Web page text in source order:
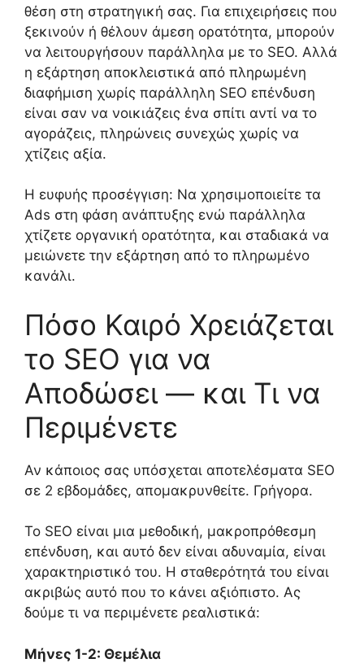
θέση στη στρατηγική σας. Για επιχειρήσεις που
ξεκινούν ή θέλουν άμεση ορατότητα, μπορούν
να λειτουργήσουν παράλληλα με το SEO. Αλλά
η εξάρτηση αποκλειστικά από πληρωμένη
διαφήμιση χωρίς παράλληλη SEO επένδυση
είναι σαν να νοικιάζεις ένα σπίτι αντί να το
αγοράζεις, πληρώνεις συνεχώς χωρίς να
χτίζεις αξία.
Η ευφυής προσέγγιση: Να χρησιμοποιείτε τα
Ads στη φάση ανάπτυξης ενώ παράλληλα
χτίζετε οργανική ορατότητα, και σταδιακά να
μειώνετε την εξάρτηση από το πληρωμένο
κανάλι.
Πόσο Καιρό Χρειάζεται
το SEO για να
Αποδώσει — και Τι να
Περιμένετε
Αν κάποιος σας υπόσχεται αποτελέσματα SEO
σε 2 εβδομάδες, απομακρυνθείτε. Γρήγορα.
Το SEO είναι μια μεθοδική, μακροπρόθεσμη
επένδυση, και αυτό δεν είναι αδυναμία, είναι
χαρακτηριστικό του. Η σταθερότητά του είναι
ακριβώς αυτό που το κάνει αξιόπιστο. Ας
δούμε τι να περιμένετε ρεαλιστικά:
Μήνες 1-2: Θεμέλια